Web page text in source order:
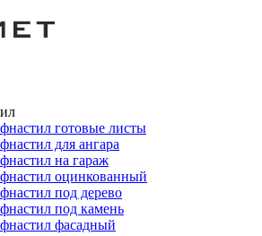
готовые листы
для ангара
на гараж
оцинкованный
под дерево
под камень
фасадный